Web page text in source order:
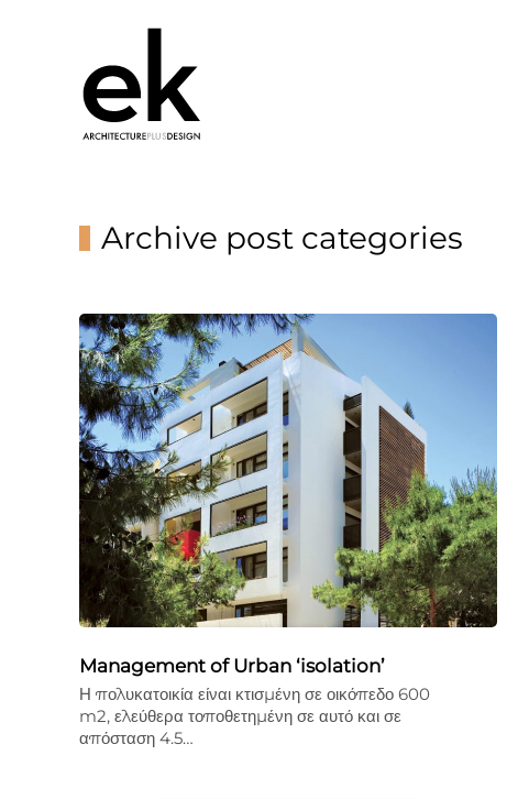
Archive post categories
Management of Urban ‘isolation’
Η πολυκατοικία είναι κτισμένη σε οικόπεδο 600
m2, ελεύθερα τοποθετημένη σε αυτό και σε
απόσταση 4.5…